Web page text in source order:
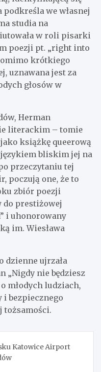
we własnej
studia na
w roli pisarki
poezji pt. „right into
krótkiego
uznawana jest za
głosów w
Herman
literackim – tomie
książkę queerową
bliskim jej na
przeczytaniu tej
poczują one, że to
zbiór poezji
do prestiżowej
i uhonorowany
im. Wiesława
dzienne ujrzała
„Nigdy nie będziesz
o młodych ludziach,
bezpiecznego
tożsamości.
Katowice Airport